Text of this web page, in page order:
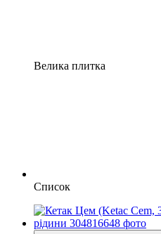
Велика плитка
Список